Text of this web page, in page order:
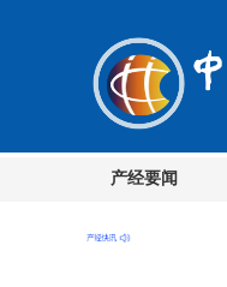
产经要闻